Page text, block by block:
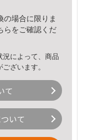
の場合に限りま
ら をご確認くだ
によって、商品
ざいます。
て
いて